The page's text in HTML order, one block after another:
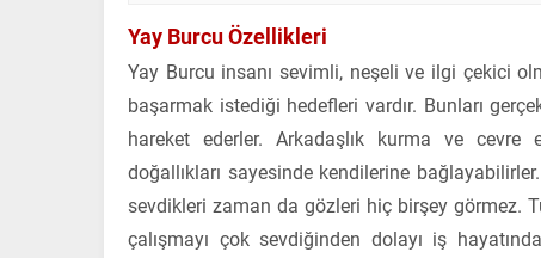
Yay Burcu Özellikleri
Yay Burcu insanı sevimli, neşeli ve ilgi çekici
başarmak istediği hedefleri vardır. Bunları
hareket ederler. Arkadaşlık kurma ve cevre
doğallıkları sayesinde kendilerine
sevdikleri zaman da gözleri hiç birşey görmez.
çalışmayı çok sevdiğinden dolayı iş